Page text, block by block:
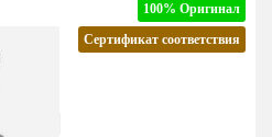
100% Оригинал
Сертификат соответствия